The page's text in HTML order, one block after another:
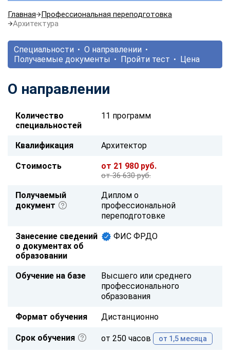
Главная
Профессиональная переподготовка
Архитектура
Специальности
О направлении
Получаемые документы
Пройти тест Цена
О направлении
Количество
специальностей
11 программ
Квалификация Архитектор
Стоимость от 21 980 руб.
от 36 630 руб.
Получаемый
документ
Диплом о
профессиональной
переподготовке
Занесение сведений
о документах об
образовании
ФИС ФРДО
Обучение на базе
Высшего или среднего
профессионального
образования
Формат обучения Дистанционно
Срок обучения от 250 часов от 1,5 месяца